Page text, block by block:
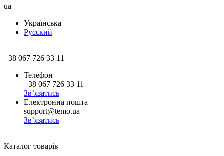
ua
Українська
Русский
+38 067 726 33 11
Телефон
+38 067 726 33 11
Зв’язатись
Електронна пошта
support@temo.ua
Зв’язатись
Каталог товарів